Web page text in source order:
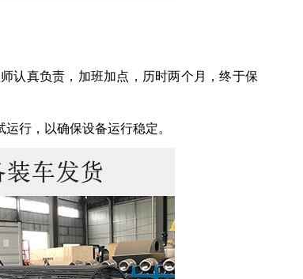
认真负责，加班加点，历时两个月，终于保
行，以确保设备运行稳定。